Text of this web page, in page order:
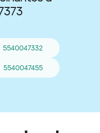
5540047332
5540047455